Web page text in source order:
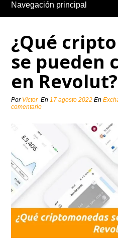
Navegación principal
¿Qué
se pueden
en Revolut?
Por Víctor En17 agosto 2022 En
comentario